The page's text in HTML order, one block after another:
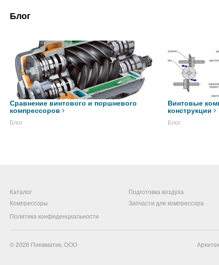
Блог
Сравнение винтового и поршневого
компрессоров
Блог
Винтовые
конструкции
Блог
Каталог
Компрессоры
Подготовка воздуха
Запчасти для компрессора
Политика конфиденциальности
© 2026 Пневматик, ООО